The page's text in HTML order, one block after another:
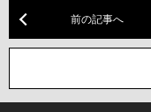
前の記事へ